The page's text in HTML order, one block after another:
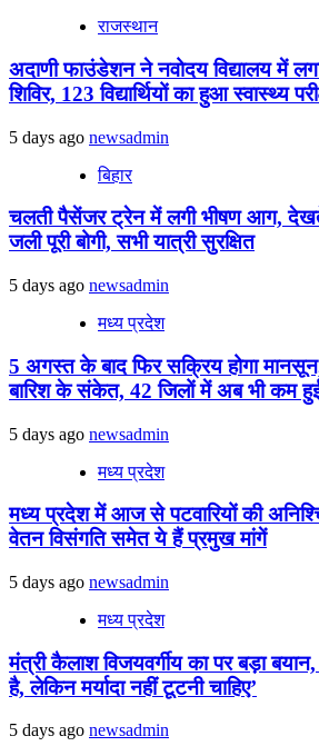
राजस्थान
अदाणी फाउंडेशन ने नवोदय विद्यालय में
शिविर, 123 विद्यार्थियों का हुआ स्वास्थ्य
5 days ago newsadmin
बिहार
चलती पैसेंजर ट्रेन में लगी भीषण आग,
जली पूरी बोगी, सभी यात्री सुरक्षित
5 days ago newsadmin
मध्य प्रदेश
5 अगस्त के बाद फिर सक्रिय होगा
बारिश के संकेत, 42 जिलों में अब भी कम हुई
5 days ago newsadmin
मध्य प्रदेश
मध्य प्रदेश में आज से पटवारियों की
वेतन विसंगति समेत ये हैं प्रमुख मांगें
5 days ago newsadmin
मध्य प्रदेश
मंत्री कैलाश विजयवर्गीय का पर बड़ा
है, लेकिन मर्यादा नहीं टूटनी चाहिए’
5 days ago newsadmin